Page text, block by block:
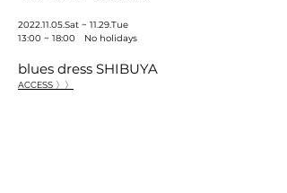
2022.11.05.Sat ~ 11.29.Tue
13:00 ~ 18:00 No holidays
blues dress SHIBUYA
ACCESS 〉〉